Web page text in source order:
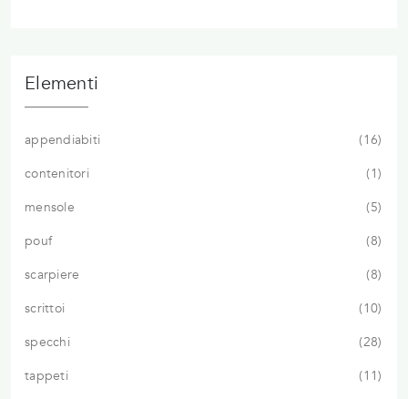
Elementi
appendiabiti
16
contenitori
1
mensole
5
pouf
8
scarpiere
8
scrittoi
10
specchi
28
tappeti
11